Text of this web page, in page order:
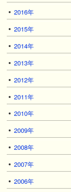
2016年
2015年
2014年
2013年
2012年
2011年
2010年
2009年
2008年
2007年
2006年